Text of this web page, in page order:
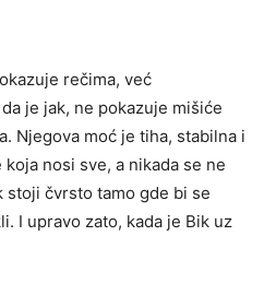
rečima, već
je jak, ne pokazuje mišiće
Njegova moć je tiha, stabilna i
nosi sve, a nikada se ne
stoji čvrsto tamo gde bi se
I upravo zato, kada je Bik uz